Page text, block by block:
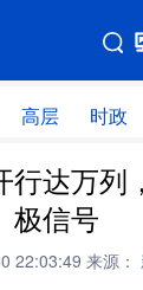
高层 时政
网站地图
时政
全球连
行达万列
极信号
22:03:49 来源：